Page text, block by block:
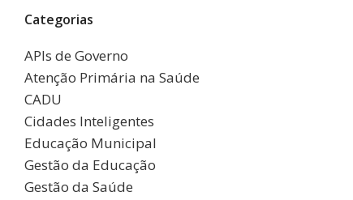
Categorias
APIs de Governo
Atenção Primária na Saúde
CADU
Cidades Inteligentes
Educação Municipal
Gestão da Educação
Gestão da Saúde